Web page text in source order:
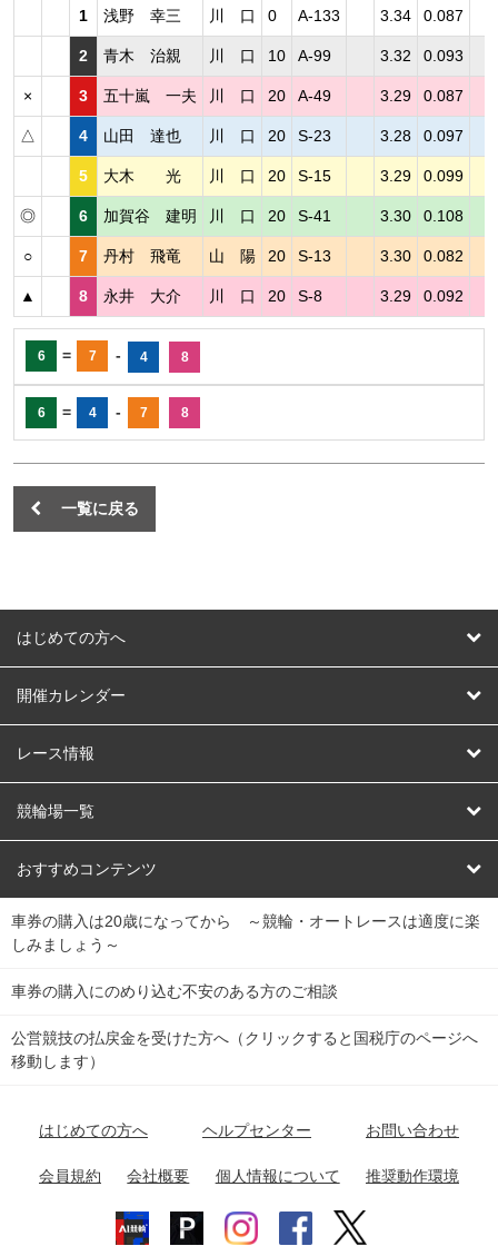
1 浅野 幸三 川 口 0 A-133 3.34 0.087
2 青木 治親 川 口 10 A-99 3.32 0.093
× 3 五十嵐 一夫 川 口 20 A-49 3.29 0.087
△ 4 山田 達也 川 口 20 S-23 3.28 0.097
5 大木 光 川 口 20 S-15 3.29 0.099
◎ 6 加賀谷 建明 川 口 20 S-41 3.30 0.108
○ 7 丹村 飛竜 山 陽 20 S-13 3.30 0.082
▲ 8 永井 大介 川 口 20 S-8 3.29 0.092
6 = 7 - 4 8
6 = 4 - 7 8
一覧に戻る
はじめての方へ
はじめての方へ
開催カレンダー
競輪
オートレース
競輪くじ
Dokanto!
チャリロトプラザ
レース情報
レース予想
レース結果
キャリーオーバー一覧
競輪場一覧
北日本 函館競輪場
関
東
弥彦競輪場 前橋競輪場 取手競輪場 宇都宮競輪場
関
東
小田原競輪場
名古屋競輪場 岐阜競輪場 大垣競輪場 豊橋競輪場
富山競輪場 松阪競輪場 四日市競輪場
福井競輪場 奈良競輪場 向日町競輪場
おすすめコンテンツ
競輪選手情報
Perfecta Navi
netkeirin
車券の購入は20歳になってから ～競輪・オートレースは適度に楽
しみましょう～
車券の購入にのめり込む不安のある方のご相談
公営競技の払戻金を受けた方へ（クリックすると国税庁のページへ
移動します）
はじめての方へ ヘルプセンター お問い合わせ
会員規約 会社概要 個人情報について 推奨動作環境